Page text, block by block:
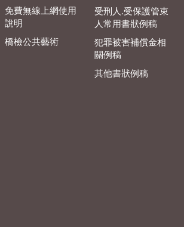
免費無線上網使用
說明
橋檢公共藝術
受刑人.受保護管束
人常用書狀例稿
犯罪被害補償金相
關例稿
其他書狀例稿